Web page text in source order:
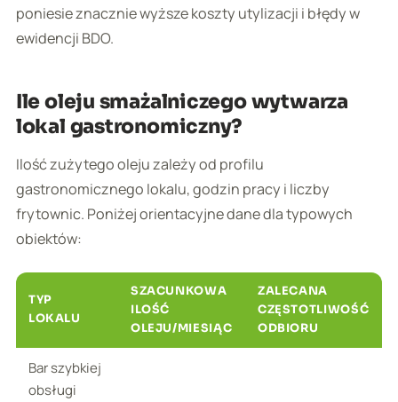
poniesie znacznie wyższe koszty utylizacji i błędy w
ewidencji BDO.
Ile oleju smażalniczego wytwarza
lokal gastronomiczny?
Ilość zużytego oleju zależy od profilu
gastronomicznego lokalu, godzin pracy i liczby
frytownic. Poniżej orientacyjne dane dla typowych
obiektów:
TYP
LOKALU
SZACUNKOWA
ILOŚĆ
OLEJU/MIESIĄC
ZALECANA
CZĘSTOTLIWOŚĆ
ODBIORU
Bar szybkiej
obsługi